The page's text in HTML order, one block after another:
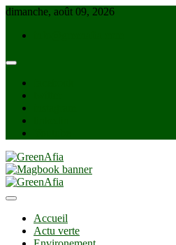
Skip
content
dimanche, août 09, 2026
GreenAfia
Accueil
Actu verte